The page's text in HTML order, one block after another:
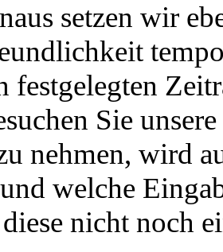
setzen wir
festgelegten
Sie
nehmen, wird
welche
nicht noch